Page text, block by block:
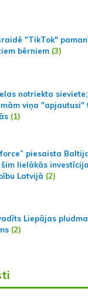
"TikTok"
bērniem (3)
notriekta
viņa "apjautusi"
(1)
piesaista
lielākās
Latvijā (2)
Liepājas
(2)